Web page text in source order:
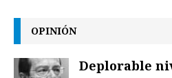
OPINIÓN
Deplorable